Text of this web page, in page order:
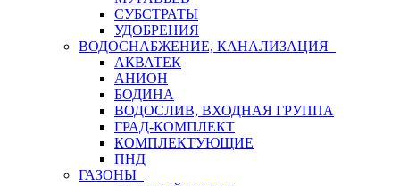
СУБСТРАТЫ
УДОБРЕНИЯ
ВОДОСНАБЖЕНИЕ, КАНАЛИЗАЦИЯ
АКВАТЕК
АНИОН
БОДИНА
ВОДОСЛИВ, ВХОДНАЯ ГРУППА
ГРАД-КОМПЛЕКТ
КОМПЛЕКТУЮЩИЕ
ПНД
ГАЗОНЫ